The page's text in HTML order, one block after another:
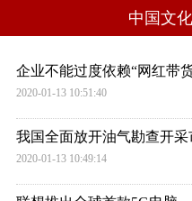
中国文
企业不能过度依赖“网红带
2020-01-13 10:51:40
我国全面放开油气勘查开采
2020-01-13 10:49:14